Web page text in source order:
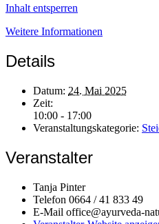
Inhalt entsperren
Weitere Informationen
Details
Datum: 24. Mai 2025
Zeit:
10:00 - 17:00
Veranstaltungskategorie:
Veranstalter
Tanja Pinter
Telefon 0664 / 41 833 49
E-Mail office@ayurveda-